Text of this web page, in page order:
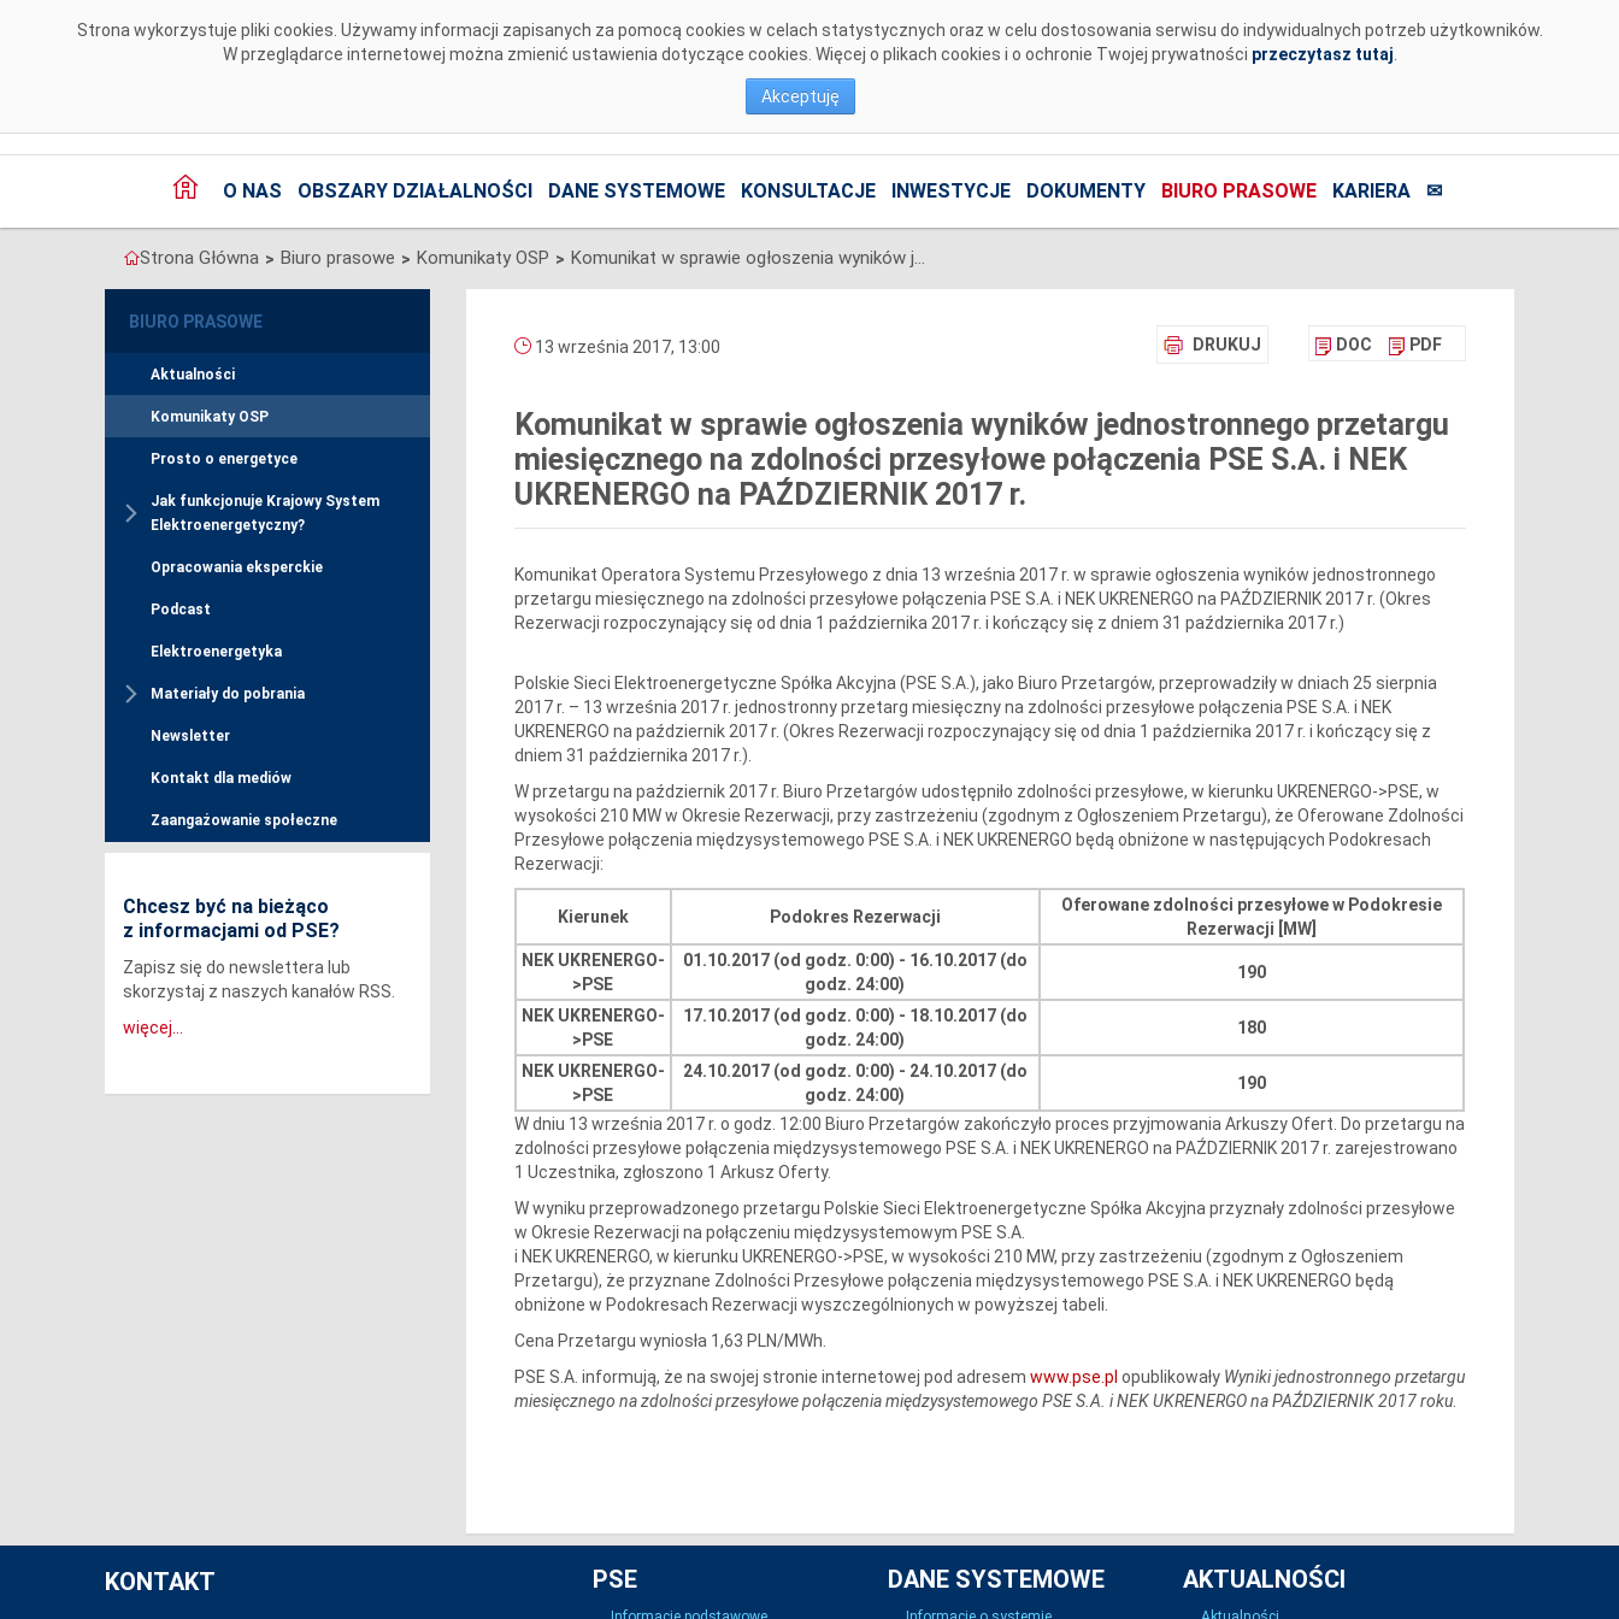
Strona wykorzystuje pliki cookies. Używamy informacji zapisanych za pomocą cookies w celach statystycznych oraz w celu dostosowania serwisu do indywidualnych potrzeb użytkowników.
W przeglądarce internetowej można zmienić ustawienia dotyczące cookies. Więcej o plikach cookies i o ochronie Twojej prywatności przeczytasz tutaj
Akceptuję
O NAS OBSZARY DZIAŁALNOŚCI DANE SYSTEMOWE KONSULTACJE INWESTYCJE DOKUMENTY BIURO PRASOWE KARIERA ✉
Strona Główna > Biuro prasowe > Komunikaty OSP > Komunikat w sprawie ogłoszenia wyników jednostronnego przetargu miesięcznego na zdolności przesyłowe połączenia PSE S.A. i NEK UKRENERGO na PAŹDZIERNIK 2017 r.
BIURO PRASOWE
Aktualności
Komunikaty OSP
Prosto o energetyce
Jak funkcjonuje Krajowy System
Elektroenergetyczny?
Opracowania eksperckie
Podcast
Elektroenergetyka
Materiały do pobrania
Newsletter
Kontakt dla mediów
Zaangażowanie społeczne
Chcesz być na bieżąco
z informacjami od PSE?
Zapisz się do newslettera lub
skorzystaj z naszych kanałów RSS.
więcej...
DRUKUJ DOC PDF
13 września 2017, 13:00
Komunikat w sprawie ogłoszenia wyników jednostronnego przetargu
miesięcznego na zdolności przesyłowe połączenia PSE S.A. i NEK
UKRENERGO na PAŹDZIERNIK 2017 r.
Komunikat Operatora Systemu Przesyłowego z dnia 13 września 2017 r. w sprawie ogłoszenia wyników jednostronnego
przetargu miesięcznego na zdolności przesyłowe połączenia PSE S.A. i NEK UKRENERGO na PAŹDZIERNIK 2017 r. (Okres
Rezerwacji rozpoczynający się od dnia 1 października 2017 r. i kończący się z dniem 31 października 2017 r.)
Polskie Sieci Elektroenergetyczne Spółka Akcyjna (PSE S.A.), jako Biuro Przetargów, przeprowadziły w dniach 25 sierpnia
2017 r. – 13 września 2017 r. jednostronny przetarg miesięczny na zdolności przesyłowe połączenia PSE S.A. i NEK
UKRENERGO na październik 2017 r. (Okres Rezerwacji rozpoczynający się od dnia 1 października 2017 r. i kończący się z
dniem 31 października 2017 r.).
W przetargu na październik 2017 r. Biuro Przetargów udostępniło zdolności przesyłowe, w kierunku UKRENERGO->PSE, w
wysokości 210 MW w Okresie Rezerwacji, przy zastrzeżeniu (zgodnym z Ogłoszeniem Przetargu), że Oferowane Zdolności
Przesyłowe połączenia międzysystemowego PSE S.A. i NEK UKRENERGO będą obniżone w następujących Podokresach
Rezerwacji:
Kierunek Podokres Rezerwacji
Oferowane zdolności przesyłowe w Podokresie
Rezerwacji [MW]
NEK UKRENERGO-
>PSE
01.10.2017 (od godz. 0:00) - 16.10.2017 (do
godz. 24:00)
190
NEK UKRENERGO-
>PSE
17.10.2017 (od godz. 0:00) - 18.10.2017 (do
godz. 24:00)
180
NEK UKRENERGO-
>PSE
24.10.2017 (od godz. 0:00) - 24.10.2017 (do
godz. 24:00)
190
W dniu 13 września 2017 r. o godz. 12:00 Biuro Przetargów zakończyło proces przyjmowania Arkuszy Ofert. Do przetargu na
zdolności przesyłowe połączenia międzysystemowego PSE S.A. i NEK UKRENERGO na PAŹDZIERNIK 2017 r. zarejestrowano
1 Uczestnika, zgłoszono 1 Arkusz Oferty.
W wyniku przeprowadzonego przetargu Polskie Sieci Elektroenergetyczne Spółka Akcyjna przyznały zdolności przesyłowe
w Okresie Rezerwacji na połączeniu międzysystemowym PSE S.A.
i NEK UKRENERGO, w kierunku UKRENERGO->PSE, w wysokości 210 MW, przy zastrzeżeniu (zgodnym z Ogłoszeniem
Przetargu), że przyznane Zdolności Przesyłowe połączenia międzysystemowego PSE S.A. i NEK UKRENERGO będą
obniżone w Podokresach Rezerwacji wyszczególnionych w powyższej tabeli.
Cena Przetargu wyniosła 1,63 PLN/MWh.
PSE S.A. informują, że na swojej stronie internetowej pod adresem www.pse.pl opublikowały Wyniki jednostronnego przetargu
miesięcznego na zdolności przesyłowe połączenia międzysystemowego PSE S.A. i NEK UKRENERGO na PAŹDZIERNIK 2017 roku.
KONTAKT PSE DANE SYSTEMOWE AKTUALNOŚCI